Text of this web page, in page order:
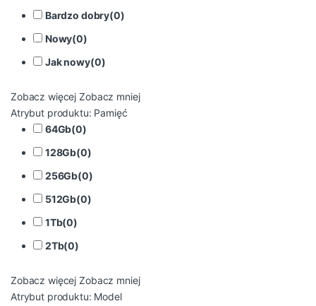
Bardzo dobry(0)
Nowy(0)
Jak nowy(0)
Zobacz więcej Zobacz mniej
Atrybut produktu: Pamięć
64Gb(0)
128Gb(0)
256Gb(0)
512Gb(0)
1Tb(0)
2Tb(0)
Zobacz więcej Zobacz mniej
Atrybut produktu: Model